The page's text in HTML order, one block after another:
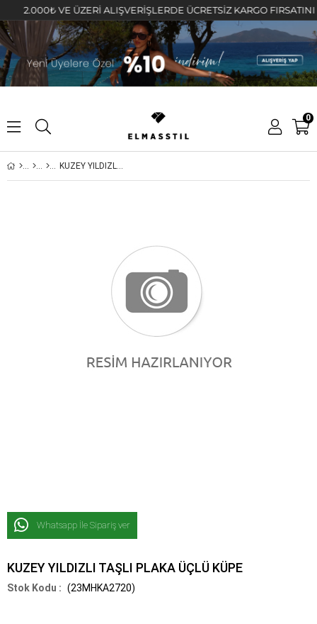
2.000₺ VE ÜZERİ ALIŞVERİŞLERDE ÜCRETSİZ KARGO FIRSATINI
0
KUZEY YILDIZLI TAŞLI PLAKA ÜÇLÜ KÜPE
Whatsapp İle Sipariş ver
KUZEY YILDIZLI TAŞLI PLAKA ÜÇLÜ KÜPE
(23MHKA2720)